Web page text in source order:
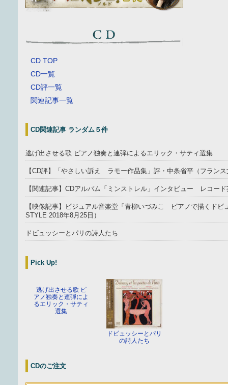
CD TOP
CD一覧
CD評一覧
関連記事一覧
CD関連記事 ランダム５件
逃げ出させる歌 ピアノ独奏と連弾によるエリック・サティ選集
【CD評】「やさしい訴え ラモー作品集」評・中条省平（フラン
【関連記事】CDアルバム「ミンストレル」インタビュー レコー
【映像記事】ビジュアル音楽堂「青柳いづみこ ピアノで描くドビ
STYLE 2018年8月25日）
ドビュッシーとパリの詩人たち
Pick Up!
逃げ出させる歌 ピ
アノ独奏と連弾によ
るエリック・サティ
選集
ドビュッシーとパリ
の詩人たち
CDのご注文